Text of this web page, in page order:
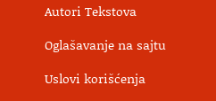
Autori Tekstova
Oglašavanje na sajtu
Uslovi korišćenja